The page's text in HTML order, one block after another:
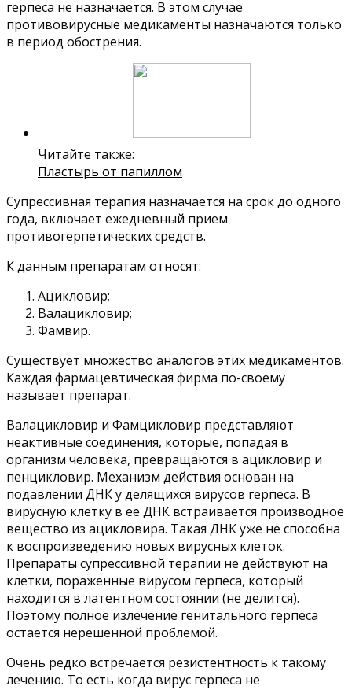
герпеса не назначается. В этом случае
противовирусные медикаменты назначаются только
в период обострения.
Читайте также:
Пластырь от папиллом
Супрессивная терапия назначается на срок до одного
года, включает ежедневный прием
противогерпетических средств.
К данным препаратам относят:
Ацикловир;
Валацикловир;
Фамвир.
Существует множество аналогов этих медикаментов.
Каждая фармацевтическая фирма по-своему
называет препарат.
Валацикловир и Фамцикловир представляют
неактивные соединения, которые, попадая в
организм человека, превращаются в ацикловир и
пенцикловир. Механизм действия основан на
подавлении ДНК у делящихся вирусов герпеса. В
вирусную клетку в ее ДНК встраивается производное
вещество из ацикловира. Такая ДНК уже не способна
к воспроизведению новых вирусных клеток.
Препараты супрессивной терапии не действуют на
клетки, пораженные вирусом герпеса, который
находится в латентном состоянии (не делится).
Поэтому полное излечение генитального герпеса
остается нерешенной проблемой.
Очень редко встречается резистентность к такому
лечению. То есть когда вирус герпеса не